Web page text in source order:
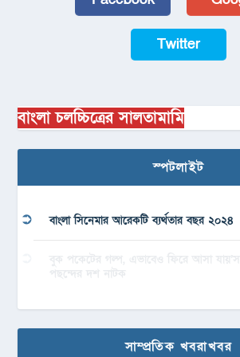
Twitter
বাংলা চলচ্চিত্রের সালতামামি
স্পটলাইট
বাংলা সিনেমার আরেকটি ব্যর্থতার বছর ২০২৪
সাম্প্রতিক খবরাখবর